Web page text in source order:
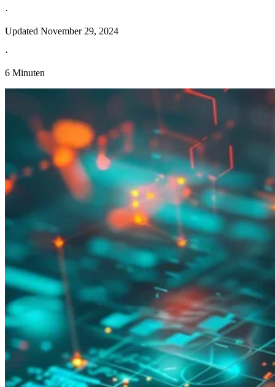
Entdecken
Leitfäden
Länder-Steuerleitfäden
·
Updated November 29, 2024
·
6 Minuten